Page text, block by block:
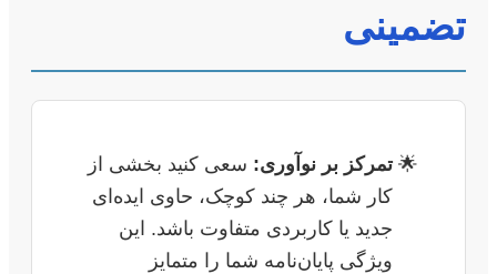
تضمینی
تمرکز بر نوآوری: سعی کنید بخشی از
کار شما، هر چند کوچک، حاوی ایده‌ای
جدید یا کاربردی متفاوت باشد. این
ویژگی پایان‌نامه شما را متمایز